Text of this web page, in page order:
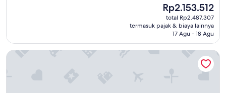
Harga
sekarang
Rp2.153.512
Rp2.153.512
total Rp2.487.307
termasuk pajak & biaya lainnya
17 Agu - 18 Agu
Solaria Nishitetsu Hotel Taipei Ximen